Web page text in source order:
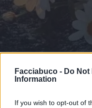
Facciabuco - Do Not
Information
If you wish to opt-out of